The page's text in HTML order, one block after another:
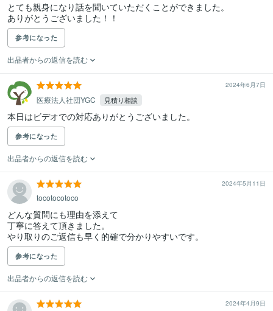
とても親身になり話を聞いていただくことができました。
ありがとうございました！！
参考になった
出品者からの返信を読む
2024年6月7日
医療法人社団YGC 見積り相談
本日はビデオでの対応ありがとうございました。
参考になった
出品者からの返信を読む
2024年5月11日
tocotocotoco
どんな質問にも理由を添えて
丁寧に答えて頂きました。
参考になった
出品者からの返信を読む
2024年4月9日